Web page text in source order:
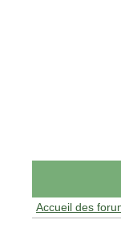
Accueil des